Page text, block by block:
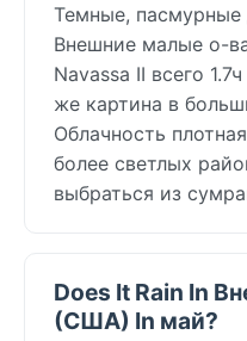
Темные, пасмурные
Внешние малые о-
Navassa II всего
же картина в
Облачность
более светлых
выбраться из
Does It Rain In
(США) In май?